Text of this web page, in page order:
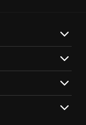
터들. 그들의 고
,
작할 때마다,